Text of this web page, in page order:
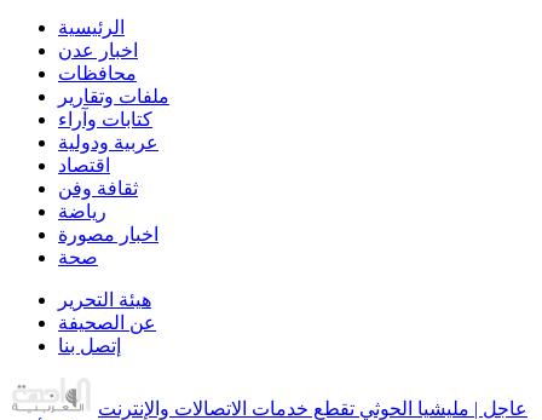
الرئيسية
اخبار عدن
محافظات
ملفات وتقارير
كتابات وآراء
عربية ودولية
اقتصاد
ثقافة وفن
رياضة
اخبار مصورة
صحة
هيئة التحرير
عن الصحيفة
إتصل بنا
عاجل | مليشيا الحوثي تقطع خدمات الاتصالات والإنترنت